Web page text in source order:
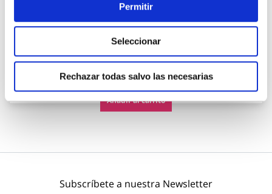
Permitir
Seleccionar
Rechazar todas salvo las necesarias
Cerradura seg. mad.emb. 50mm 1049r2050cl lat 3p
ocariz
Ocariz
68,26 €
Añadir al carrito
Subscríbete a nuestra Newsletter